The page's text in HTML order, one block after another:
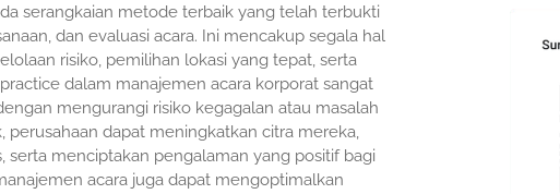
serangkaian metode terbaik yang telah terbukti
dan evaluasi acara. Ini mencakup segala hal
risiko, pemilihan lokasi yang tepat, serta
dalam manajemen acara korporat sangat
mengurangi risiko kegagalan atau masalah
dapat meningkatkan citra mereka,
menciptakan pengalaman yang positif bagi
acara juga dapat mengoptimalkan